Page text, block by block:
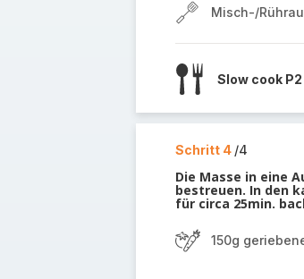
Misch-/
Slow cook P2
Schritt 4 /4
Die Masse in eine
bestreuen. In den
für circa 25min.
150g